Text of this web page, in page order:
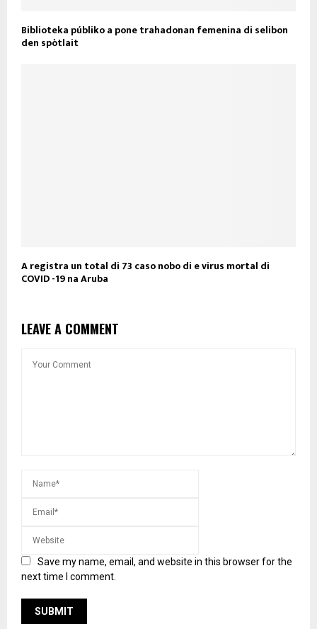
Biblioteka públiko a pone trahadonan femenina di selibon
den spòtlait
A registra un total di 73 caso nobo di e virus mortal di
COVID -19 na Aruba
LEAVE A COMMENT
Save my name, email, and website in this browser for the
next time I comment.